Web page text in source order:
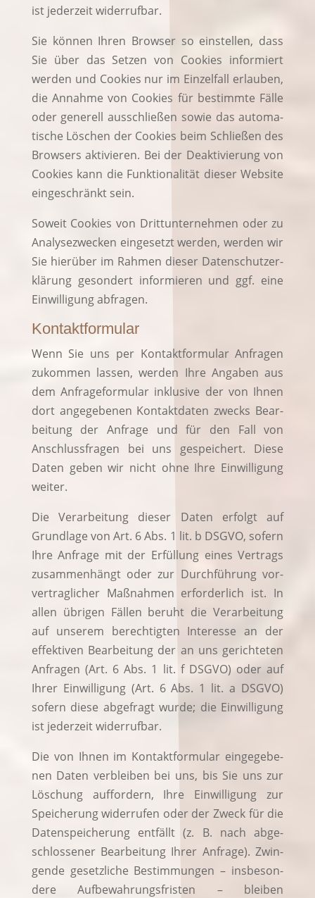
ist jeder­zeit widerrufbar.
Sie kön­nen Ihren Brow­ser so ein­stel­len, dass
Sie über das Set­zen von Coo­kies infor­miert
wer­den und Coo­kies nur im Ein­zel­fall erlau­ben,
die Annah­me von Coo­kies für bestimm­te Fäl­le
oder gene­rell aus­schlie­ßen sowie das auto­ma­
ti­sche Löschen der Coo­kies beim Schlie­ßen des
Brow­sers akti­vie­ren. Bei der Deak­ti­vie­rung von
Coo­kies kann die Funk­tio­na­li­tät die­ser Web­site
ein­ge­schränkt sein.
Soweit Coo­kies von Dritt­un­ter­neh­men oder zu
Ana­ly­se­zwe­cken ein­ge­setzt wer­den, wer­den wir
Sie hier­über im Rah­men die­ser Daten­schutz­er­
klä­rung geson­dert infor­mie­ren und ggf. eine
Ein­wil­li­gung abfragen.
Kontaktformular
Wenn Sie uns per Kon­takt­for­mu­lar Anfra­gen
zukom­men las­sen, wer­den Ihre Anga­ben aus
dem Anfra­ge­for­mu­lar inklu­si­ve der von Ihnen
dort ange­ge­be­nen Kon­takt­da­ten zwecks Bear­
bei­tung der Anfra­ge und für den Fall von
Anschluss­fra­gen bei uns gespei­chert. Die­se
Daten geben wir nicht ohne Ihre Ein­wil­li­gung
weiter.
Die Ver­ar­bei­tung die­ser Daten erfolgt auf
Grund­la­ge von Art. 6 Abs. 1 lit. b DSGVO, sofern
Ihre Anfra­ge mit der Erfül­lung eines Ver­trags
zusam­men­hängt oder zur Durch­füh­rung vor­
ver­trag­li­cher Maß­nah­men erfor­der­lich ist. In
allen übri­gen Fäl­len beruht die Ver­ar­bei­tung
auf unse­rem berech­tig­ten Inter­es­se an der
effek­ti­ven Bear­bei­tung der an uns gerich­te­ten
Anfra­gen (Art. 6 Abs. 1 lit. f DSGVO) oder auf
Ihrer Ein­wil­li­gung (Art. 6 Abs. 1 lit. a DSGVO)
sofern die­se abge­fragt wur­de; die Ein­wil­li­gung
ist jeder­zeit widerrufbar.
Die von Ihnen im Kon­takt­for­mu­lar ein­ge­ge­be­
nen Daten ver­blei­ben bei uns, bis Sie uns zur
Löschung auf­for­dern, Ihre Ein­wil­li­gung zur
Spei­che­rung wider­ru­fen oder der Zweck für die
Daten­spei­che­rung ent­fällt (z. B. nach abge­
schlos­se­ner Bear­bei­tung Ihrer Anfra­ge). Zwin­
gen­de gesetz­li­che Bestim­mun­gen – ins­be­son­
de­re Auf­be­wah­rungs­fris­ten – blei­ben